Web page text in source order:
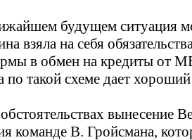
будущем ситуация
взяла на себя
в обмен на кредиты от
по такой схеме дает хороший
вынесение
команде В. Гройсмана,